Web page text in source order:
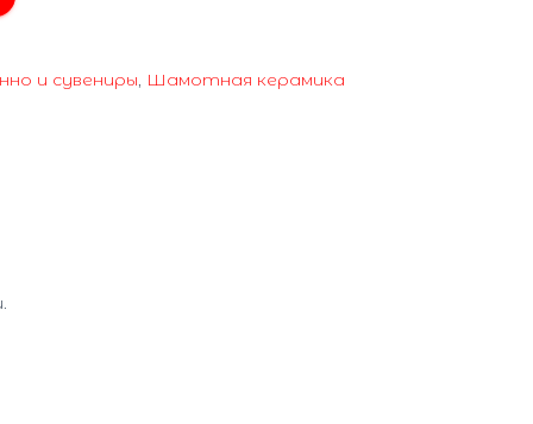
и сувениры, Шамотная керамика